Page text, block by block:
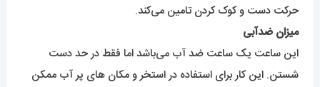
حرکت دست و کوک کردن تامین می‌کند.
میزان ضدآبی
این ساعت یک ساعت ضد آب می‌باشد اما فقط در حد دست
شستن. این کار برای استفاده در استخر و مکان های پر آب ممکن